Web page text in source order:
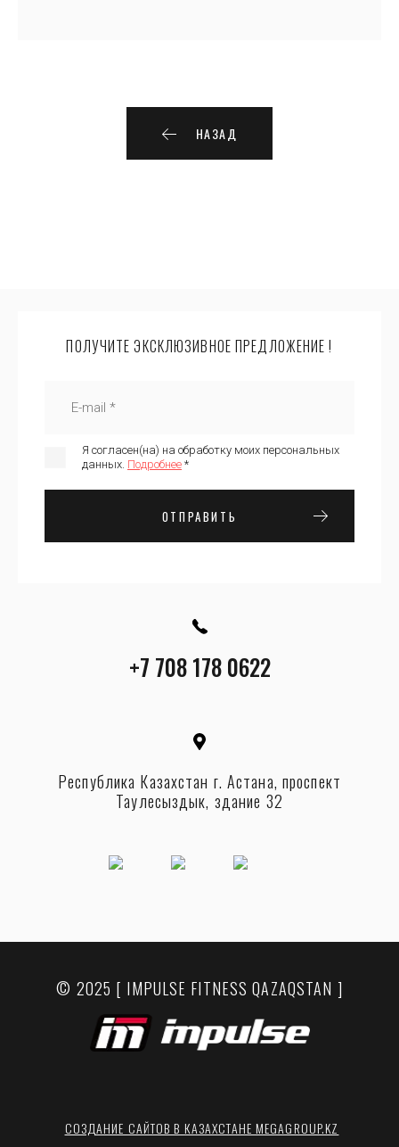
НАЗАД
ПОЛУЧИТЕ ЭКСКЛЮЗИВНОЕ ПРЕДЛОЖЕНИЕ !
Я согласен(на) на обработку моих персональных
данных. Подробнее *
ОТПРАВИТЬ
+7 708 178 0622
Республика Казахстан г. Астана, проспект
Таулесыздык, здание 32
© 2025 [ IMPULSE FITNESS QAZAQSTAN ]
СОЗДАНИЕ САЙТОВ В КАЗАХСТАНЕ MEGAGROUP.KZ